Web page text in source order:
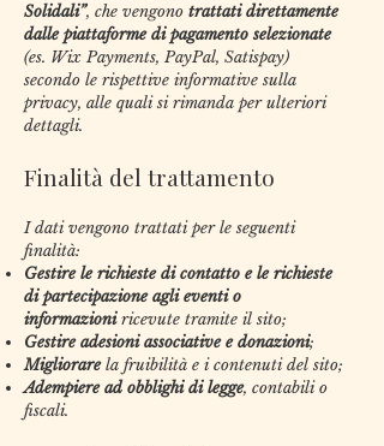
Solidali”, che vengono trattati direttamente
dalle piattaforme di pagamento selezionate
(es. Wix Payments, PayPal, Satispay)
secondo le rispettive informative sulla
privacy, alle quali si rimanda per ulteriori
dettagli.
Finalità del trattamento
I dati vengono trattati per le seguenti
finalità:
Gestire le richieste di contatto e le richieste
di partecipazione agli eventi o
informazioniricevute tramite il sito;
Gestire adesioni associative e donazioni;
Migliorarela fruibilità e i contenuti del sito;
Adempiere ad obblighi di legge, contabili o
fiscali.